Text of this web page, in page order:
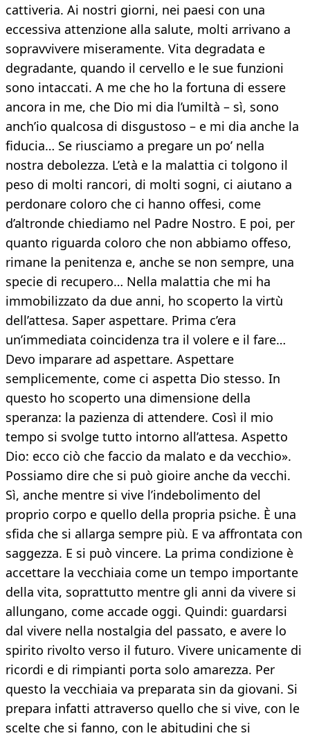
cattiveria. Ai nostri giorni, nei paesi con una
eccessiva attenzione alla salute, molti arrivano a
sopravvivere miseramente. Vita degradata e
degradante, quando il cervello e le sue funzioni
sono intaccati. A me che ho la fortuna di essere
ancora in me, che Dio mi dia l’umiltà – sì, sono
anch’io qualcosa di disgustoso – e mi dia anche la
fiducia… Se riusciamo a pregare un po’ nella
nostra debolezza. L’età e la malattia ci tolgono il
peso di molti rancori, di molti sogni, ci aiutano a
perdonare coloro che ci hanno offesi, come
d’altronde chiediamo nel Padre Nostro. E poi, per
quanto riguarda coloro che non abbiamo offeso,
rimane la penitenza e, anche se non sempre, una
specie di recupero… Nella malattia che mi ha
immobilizzato da due anni, ho scoperto la virtù
dell’attesa. Saper aspettare. Prima c’era
un’immediata coincidenza tra il volere e il fare…
Devo imparare ad aspettare. Aspettare
semplicemente, come ci aspetta Dio stesso. In
questo ho scoperto una dimensione della
speranza: la pazienza di attendere. Così il mio
tempo si svolge tutto intorno all’attesa. Aspetto
Dio: ecco ciò che faccio da malato e da vecchio».
Possiamo dire che si può gioire anche da vecchi.
Sì, anche mentre si vive l’indebolimento del
proprio corpo e quello della propria psiche. È una
sfida che si allarga sempre più. E va affrontata con
saggezza. E si può vincere. La prima condizione è
accettare la vecchiaia come un tempo importante
della vita, soprattutto mentre gli anni da vivere si
allungano, come accade oggi. Quindi: guardarsi
dal vivere nella nostalgia del passato, e avere lo
spirito rivolto verso il futuro. Vivere unicamente di
ricordi e di rimpianti porta solo amarezza. Per
questo la vecchiaia va preparata sin da giovani. Si
prepara infatti attraverso quello che si vive, con le
scelte che si fanno, con le abitudini che si